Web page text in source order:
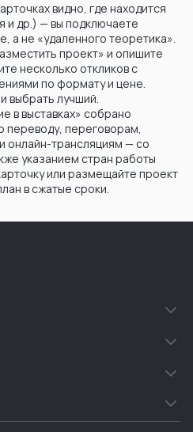
видно, где находится
и др.) — вы подключаете
а не «удаленного теоретика».
проект» и опишите
несколько откликов с
по формату и цене.
выбрать лучший.
в выставках» собрано
переговорам,
онлайн-трансляциям — со
указанием стран работы
или размещайте проект
в сжатые сроки.